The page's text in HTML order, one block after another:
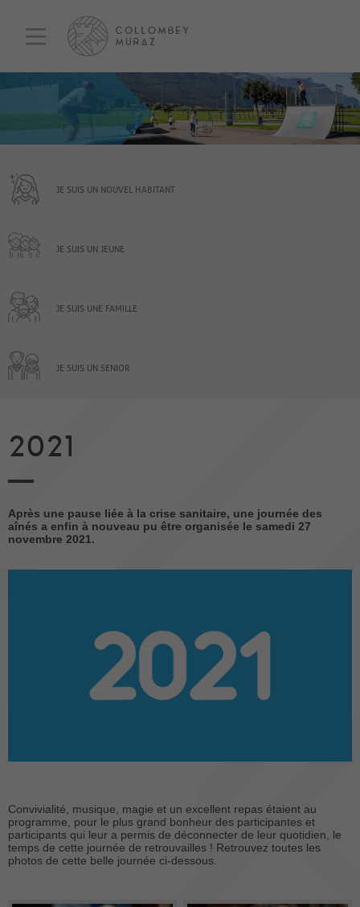
JE SUIS UN NOUVEL HABITANT
JE SUIS UN JEUNE
JE SUIS UNE FAMILLE
JE SUIS UN SENIOR
2021
Après une pause liée à la crise sanitaire, une journée des
aînés a enfin à nouveau pu être organisée le samedi 27
novembre 2021.
Convivialité, musique, magie et un excellent repas étaient au
programme, pour le plus grand bonheur des participantes et
participants qui leur a permis de déconnecter de leur quotidien, le
temps de cette journée de retrouvailles ! Retrouvez toutes les
photos de cette belle journée ci-dessous.